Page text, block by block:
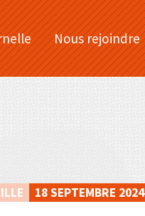
Nous rejoindre
18 SEPTEMBRE 2024